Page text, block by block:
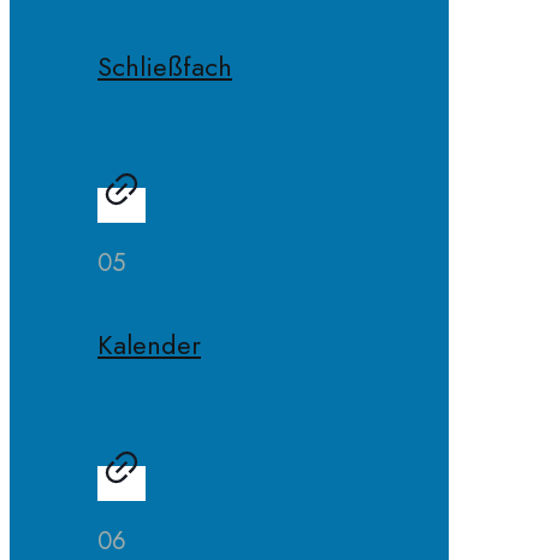
Schließfach
05
Kalender
06